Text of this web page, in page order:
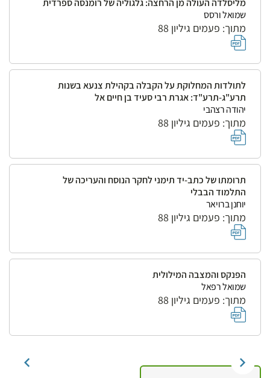
מליסלדה העולה מן הרחצה: גלגוליה של רומנסה ספרדית
שמואל ורסס
מתוך: פעמים גיליון 88
לתולדות המחלוקת על הקבלה בקהילת צנעא בשנות
תרע"ג-תרע"ד: אגרת רבי סעיד בן חיים אל
יהודה רצהבי
מתוך: פעמים גיליון 88
תרומתו של כתב-יד תימני לחקר הנוסח והעריכה של
התלמוד הבבלי
יוחנן ברויאר
מתוך: פעמים גיליון 88
הפנקס והמצבה המילולית
שמואל רפאל
מתוך: פעמים גיליון 88